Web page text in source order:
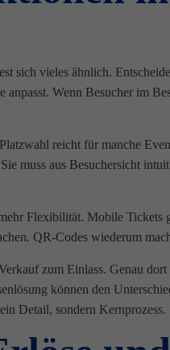
sich vieles ähnlich.
anpasst. Wenn Besucher im
reicht für manche
muss aus Besuchersicht
Flexibilität. Mobile
QR-Codes wiederum
zum Einlass. Genau
können den
Detail, sondern Kernprozess.